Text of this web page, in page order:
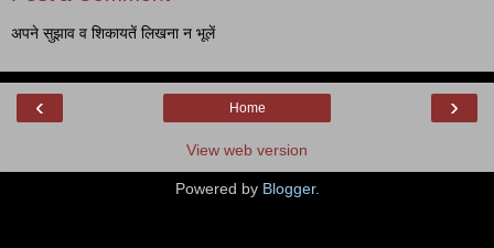
अपने सुझाव व शिकायतें लिखना न भूलें
‹ ›
Home
View web version
Powered by Blogger.